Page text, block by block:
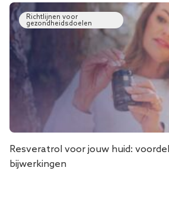
Richtlijnen voor
gezondheidsdoelen
Resveratrol voor jouw huid:
bijwerkingen